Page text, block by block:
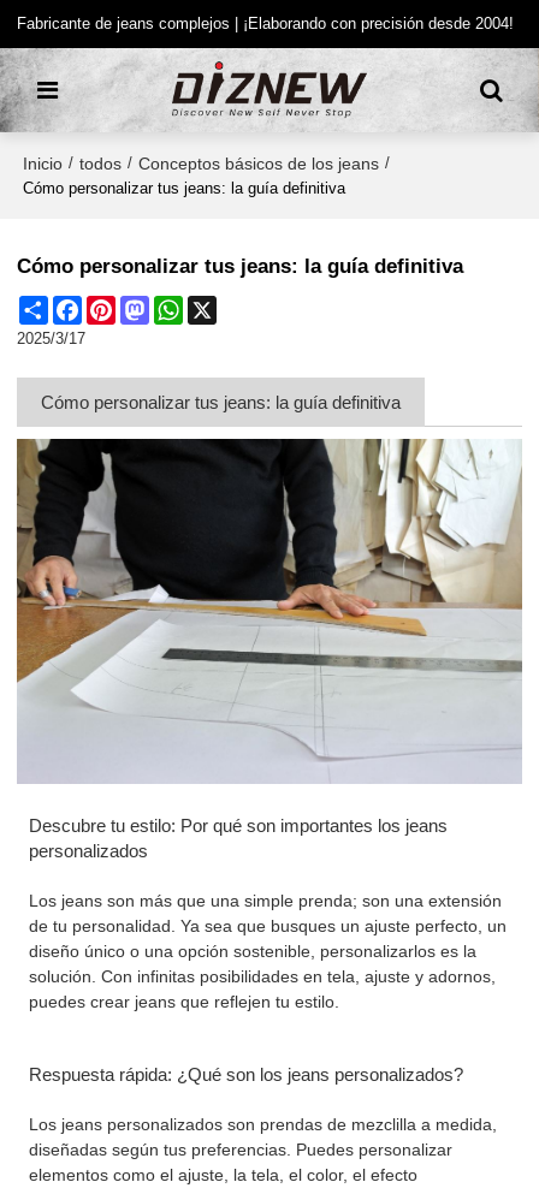
Fabricante de jeans complejos | ¡Elaborando con precisión desde 2004!
Inicio / todos / Conceptos básicos de los jeans /
Cómo personalizar tus jeans: la guía definitiva
Cómo personalizar tus jeans: la guía definitiva
Share FacebookPinterestMastodonWhatsApp
2025/3/17
Cómo personalizar tus jeans: la guía definitiva
Descubre tu estilo: Por qué son importantes los jeans
personalizados
Los jeans son más que una simple prenda; son una extensión
de tu personalidad. Ya sea que busques un ajuste perfecto, un
diseño único o una opción sostenible, personalizarlos es la
solución. Con infinitas posibilidades en tela, ajuste y adornos,
puedes crear jeans que reflejen tu estilo.
Respuesta rápida: ¿Qué son los jeans personalizados?
Los jeans personalizados son prendas de mezclilla a medida,
diseñadas según tus preferencias. Puedes personalizar
elementos como el ajuste, la tela, el color, el efecto